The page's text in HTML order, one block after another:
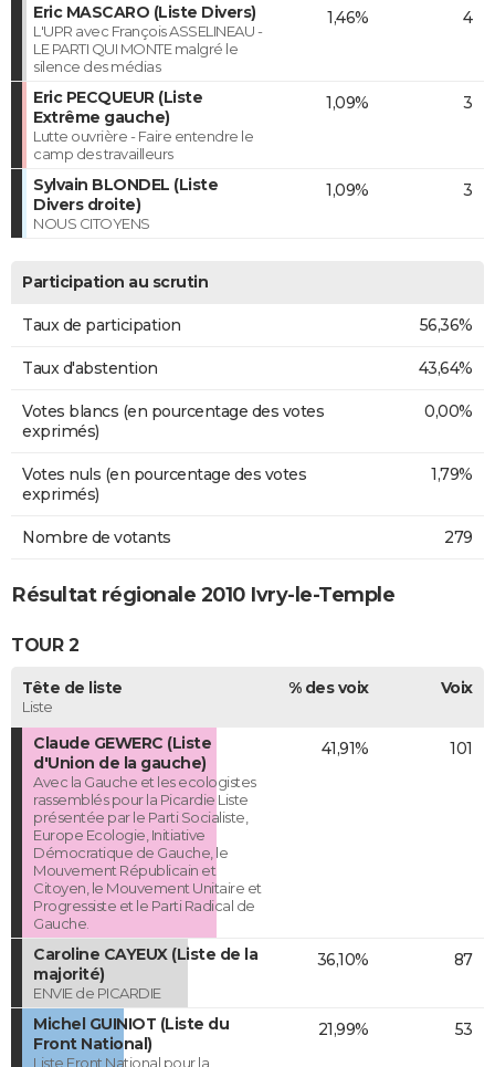
Eric MASCARO (Liste Divers)
L'UPR avec François ASSELINEAU -
LE PARTI QUI MONTE malgré le
silence des médias
1,46% 4
Eric PECQUEUR (Liste
Extrême gauche)
Lutte ouvrière - Faire entendre le
camp des travailleurs
1,09% 3
Sylvain BLONDEL (Liste
Divers droite)
NOUS CITOYENS
1,09% 3
Participation au scrutin
Taux de participation 56,36%
Taux d'abstention 43,64%
Votes blancs (en pourcentage des votes
exprimés)
0,00%
Votes nuls (en pourcentage des votes
exprimés)
1,79%
Nombre de votants 279
Résultat régionale 2010 Ivry-le-Temple
TOUR 2
Tête de liste
Liste
% des voix Voix
Claude GEWERC (Liste
d'Union de la gauche)
Avec la Gauche et les ecologistes
rassemblés pour la Picardie Liste
présentée par le Parti Socialiste,
Europe Ecologie, Initiative
Démocratique de Gauche, le
Mouvement Républicain et
Citoyen, le Mouvement Unitaire et
Progressiste et le Parti Radical de
Gauche.
41,91% 101
Caroline CAYEUX (Liste de la
majorité)
ENVIE de PICARDIE
36,10% 87
Michel GUINIOT (Liste du
Front National)
Liste Front National pour la
21,99% 53